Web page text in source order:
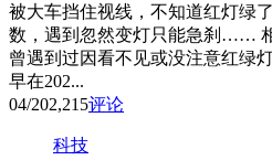
被大车挡住视线，不知道红灯绿
数，遇到忽然变灯只能急刹……
曾遇到过因看不见或没注意红绿
早在202...
04/202,215评论
科技